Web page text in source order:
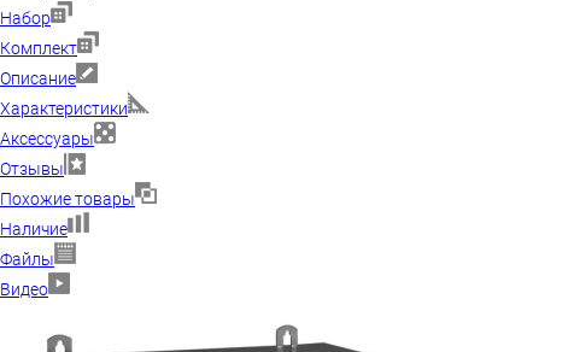
Набор
Комплект
Описание
Характеристики
Аксессуары
Отзывы
Похожие товары
Наличие
Файлы
Видео